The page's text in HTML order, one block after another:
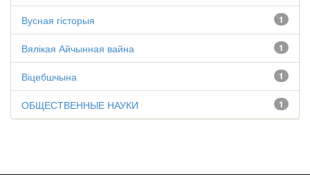
1
Вусная гісторыя
1
Вялікая Айчынная вайна
1
Віцебшчына
1
ОБЩЕСТВЕННЫЕ НАУКИ